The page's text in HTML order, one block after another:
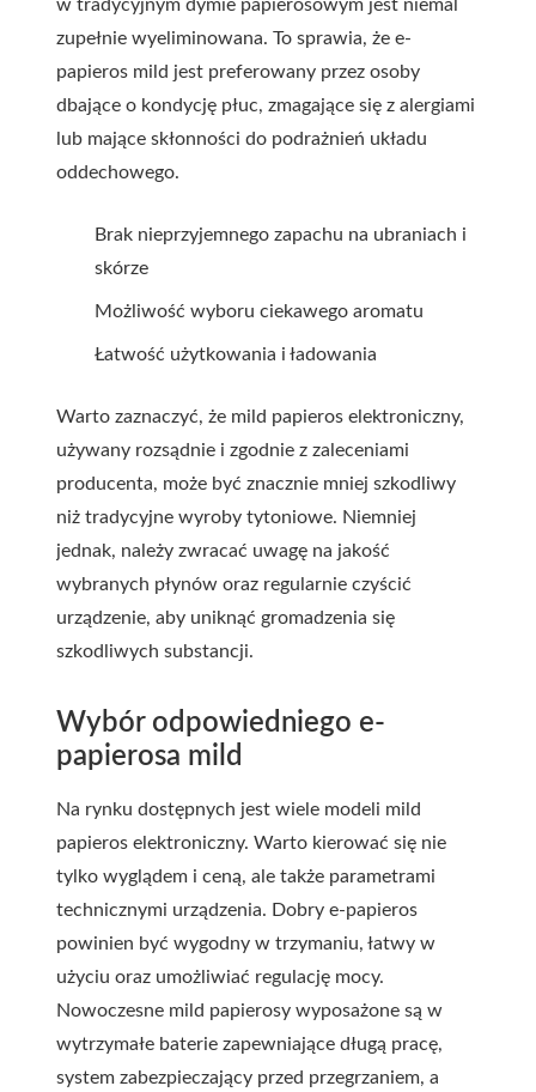
w tradycyjnym dymie papierosowym jest niemal
zupełnie wyeliminowana. To sprawia, że e-
papieros mild jest preferowany przez osoby
dbające o kondycję płuc, zmagające się z alergiami
lub mające skłonności do podrażnień układu
oddechowego.
Brak nieprzyjemnego zapachu na ubraniach i
skórze
Możliwość wyboru ciekawego aromatu
Łatwość użytkowania i ładowania
Warto zaznaczyć, że mild papieros elektroniczny,
używany rozsądnie i zgodnie z zaleceniami
producenta, może być znacznie mniej szkodliwy
niż tradycyjne wyroby tytoniowe. Niemniej
jednak, należy zwracać uwagę na jakość
wybranych płynów oraz regularnie czyścić
urządzenie, aby uniknąć gromadzenia się
szkodliwych substancji.
Wybór odpowiedniego e-
papierosa mild
Na rynku dostępnych jest wiele modeli mild
papieros elektroniczny. Warto kierować się nie
tylko wyglądem i ceną, ale także parametrami
technicznymi urządzenia. Dobry e-papieros
powinien być wygodny w trzymaniu, łatwy w
użyciu oraz umożliwiać regulację mocy.
Nowoczesne mild papierosy wyposażone są w
wytrzymałe baterie zapewniające długą pracę,
system zabezpieczający przed przegrzaniem, a